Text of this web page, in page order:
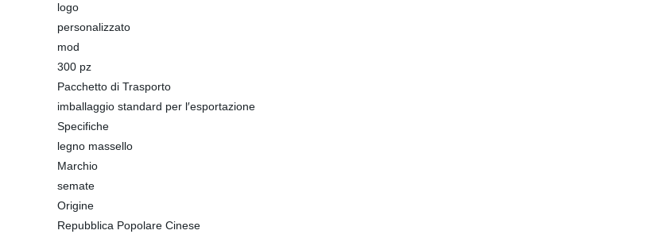
logo
personalizzato
mod
300 pz
Pacchetto di Trasporto
imballaggio standard per l′esportazione
Specifiche
legno massello
Marchio
semate
Origine
Repubblica Popolare Cinese